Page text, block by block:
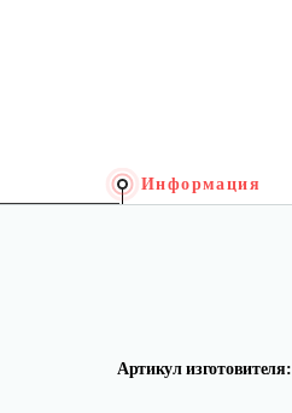
Информация
Артикул изготовителя: